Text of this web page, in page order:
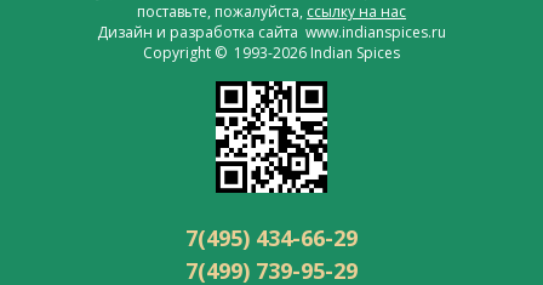
поставьте, пожалуйста, ссылку на нас
Дизайн и разработка сайта www.indianspices.ru
Copyright © 1993-2026 Indian Spices
7(495) 434-66-29
7(499) 739-95-29